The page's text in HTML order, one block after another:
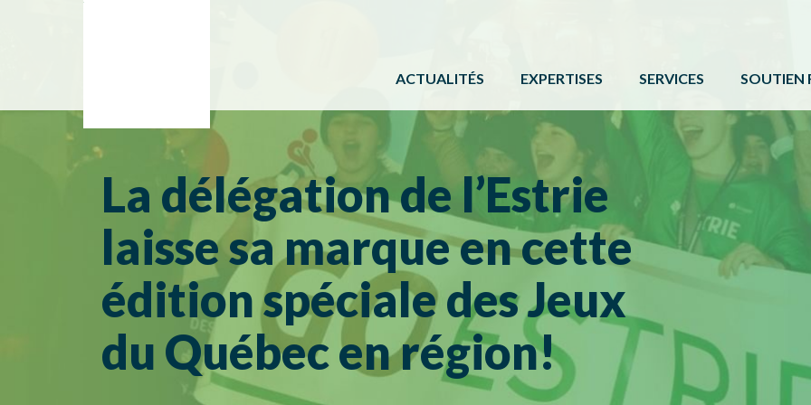
ACTUALITÉS EXPERTISES
ACTIVITÉ PHYSIQUE
BÉNÉVOLAT
CAMPS DE JOUR
LOISIR CULTUREL
LOISIR MUNICIPAL
PARCS ET ESPACES RÉCRÉATIFS
PERSONNES HANDICAPÉES
PLEIN AIR
SERVICES
FORMATIONS ET
SERVICE DE
BOÎTE À OUTILS
SOUTIEN
AUTRES
La délégation de l’Estrie
laisse sa marque en cette
édition spéciale des Jeux
du Québec en région!